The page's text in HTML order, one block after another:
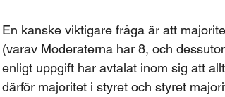
En kanske viktigare fråga är att
(varav Moderaterna har 8, och
enligt uppgift har avtalat inom sig att
därför majoritet i styret och styret